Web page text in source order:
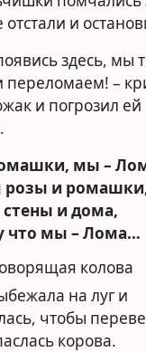
отстали и
здесь, мы
переломаем! –
и погрозил ей
мы –
розы и
и дома,
что мы – Лома…
колова
на луг и
чтобы
корова.